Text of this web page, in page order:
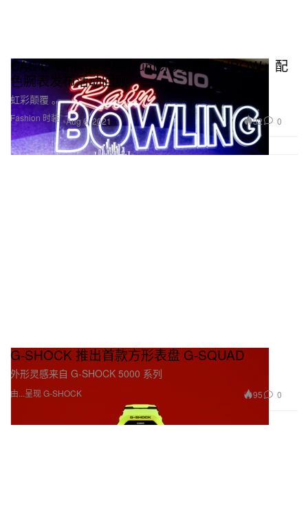
Fashion 时装
CASIO Vintage Premium 系列「RAINBOW」配
色腕表发布活动回顾
虹彩颠覆 。
Aug 6, 2021 32 0
G-SHOCK 推出首款方形表盘 G-SQUAD
外形灵感来自 G-SHOCK 5000 系列
由...呈现 G-SHOCK 95 0